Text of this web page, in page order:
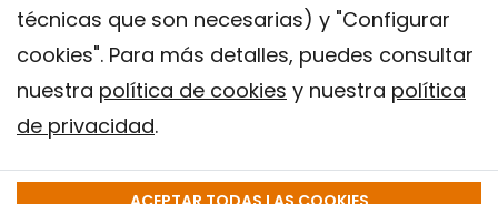
técnicas que son necesarias) y "Configurar
cookies". Para más detalles, puedes consultar
nuestra política de cookies y nuestra política
de privacidad.
Contacto
Política de privacidad
Política de Cookies
Instituto de Salud Global de Barcelona (ISGlobal), 2018.